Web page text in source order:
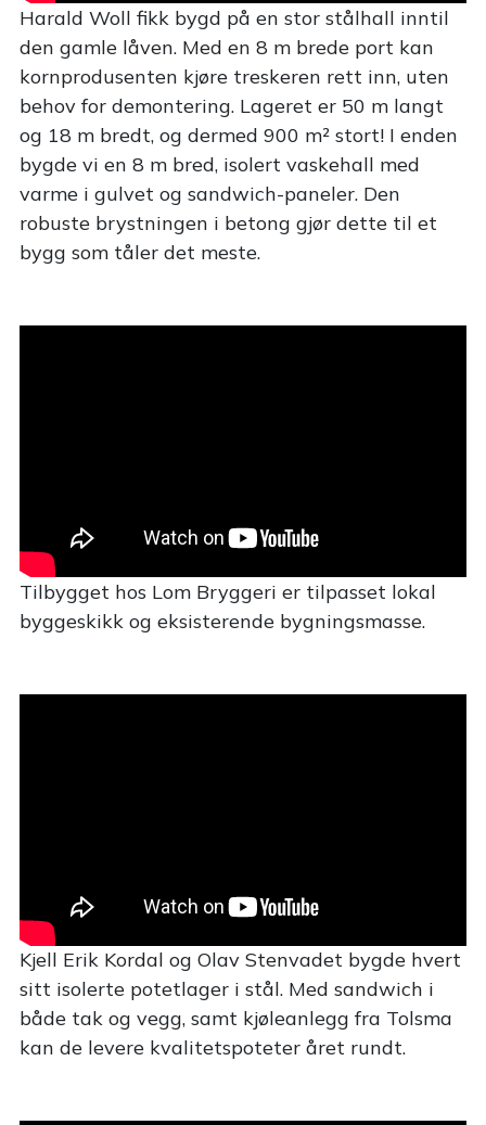
Harald Woll fikk bygd på en stor stålhall inntil
den gamle låven. Med en 8 m brede port kan
kornprodusenten kjøre treskeren rett inn, uten
behov for demontering. Lageret er 50 m langt
og 18 m bredt, og dermed 900 m² stort! I enden
bygde vi en 8 m bred, isolert vaskehall med
varme i gulvet og sandwich-paneler. Den
robuste brystningen i betong gjør dette til et
bygg som tåler det meste.
Tilbygget hos Lom Bryggeri er tilpasset lokal
byggeskikk og eksisterende bygningsmasse.
Kjell Erik Kordal og Olav Stenvadet bygde hvert
sitt isolerte potetlager i stål. Med sandwich i
både tak og vegg, samt kjøleanlegg fra Tolsma
kan de levere kvalitetspoteter året rundt.